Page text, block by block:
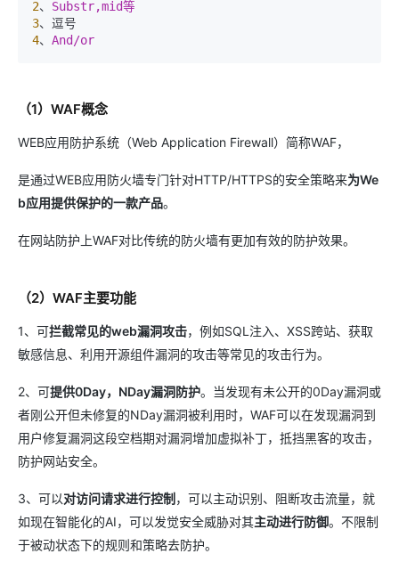
2、
3
4、
（1）WAF概念
WEB应用防护系统（Web Application Firewall）简称WAF，
是通过WEB应用防火墙专门针对HTTP/HTTPS的安全策略来为We
b应用提供保护的一款产品。
在网站防护上WAF对比传统的防火墙有更加有效的防护效果。
（2）WAF主要功能
1、可拦截常见的web漏洞攻击，例如SQL注入、XSS跨站、获取
敏感信息、利用开源组件漏洞的攻击等常见的攻击行为。
2、可提供0Day，NDay漏洞防护。当发现有未公开的0Day漏洞或
者刚公开但未修复的NDay漏洞被利用时，WAF可以在发现漏洞到
用户修复漏洞这段空档期对漏洞增加虚拟补丁，抵挡黑客的攻击，
防护网站安全。
3、可以对访问请求进行控制 ，可以主动识别、阻断攻击流量，就
如现在智能化的AI，可以发觉安全威胁对其主动进行防御。不限制
于被动状态下的规则和策略去防护。